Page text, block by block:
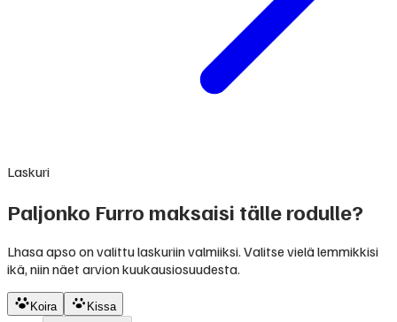
Laskuri
Paljonko Furro maksaisi tälle rodulle?
Lhasa apso on valittu laskuriin valmiiksi. Valitse vielä lemmikkisi
ikä, niin näet arvion kuukausiosuudesta.
Koira Kissa